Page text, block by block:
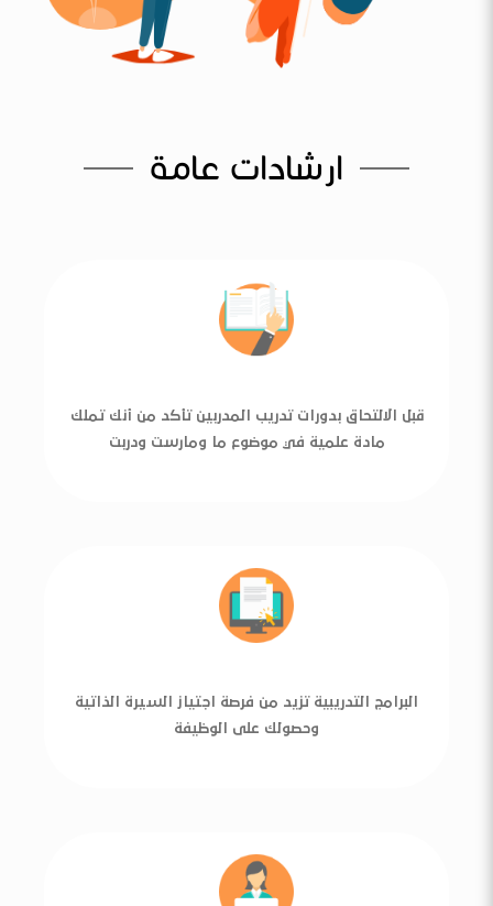
ارشادات عامة
قبل الالتحاق بدورات تدريب المدربين تأكد من أنك تملك
مادة علمية في موضوع ما ومارست ودربت
البرامج التدريبية تزيد من فرصة اجتياز السيرة الذاتية
وحصولك على الوظيفة